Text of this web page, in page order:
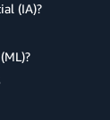
(IA)?